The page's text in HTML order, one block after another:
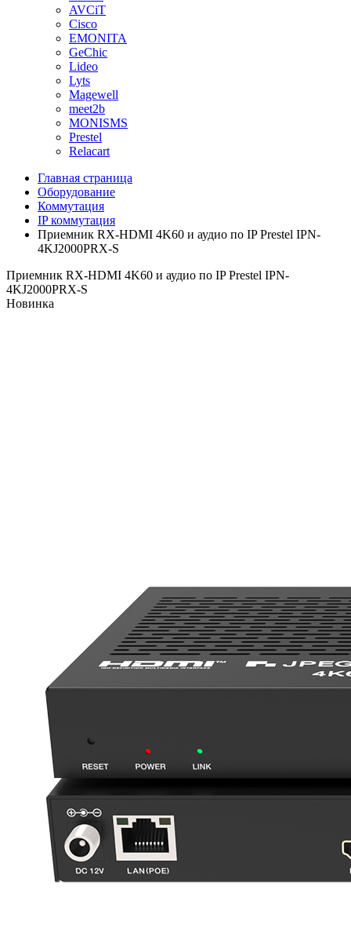
AVCiT
Cisco
EMONITA
GeChic
Lideo
Lyts
Magewell
meet2b
MONISMS
Prestel
Relacart
Главная страница
Оборудование
Коммутация
IP коммутация
Приемник RX-HDMI 4K60 и аудио по IP Prestel IPN-
4KJ2000PRX-S
Приемник RX-HDMI 4K60 и аудио по IP Prestel IPN-
4KJ2000PRX-S
Новинка